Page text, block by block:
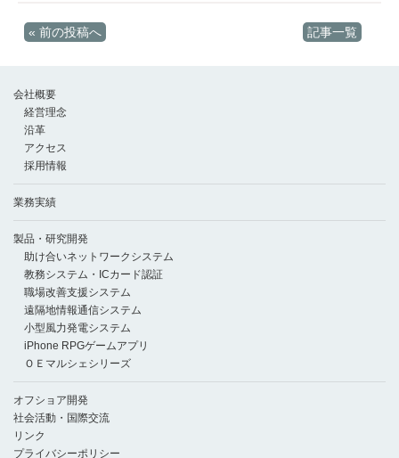
« 前の投稿へ 記事一覧
会社概要
経営理念
沿革
アクセス
採用情報
業務実績
製品・研究開発
助け合いネットワークシステム
教務システム・ICカード認証
職場改善支援システム
遠隔地情報通信システム
小型風力発電システム
iPhone RPGゲームアプリ
ＯＥマルシェシリーズ
オフショア開発
社会活動・国際交流
リンク
プライバシーポリシー